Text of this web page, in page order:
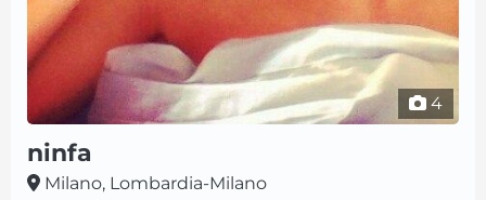
4
ninfa
Milano, Lombardia-Milano